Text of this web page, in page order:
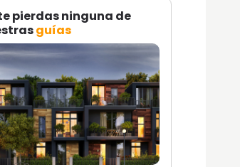
pierdas ninguna de
guías